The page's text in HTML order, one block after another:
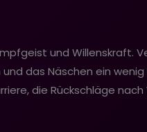
und Willenskraft.
das Näschen ein
die Rückschläge